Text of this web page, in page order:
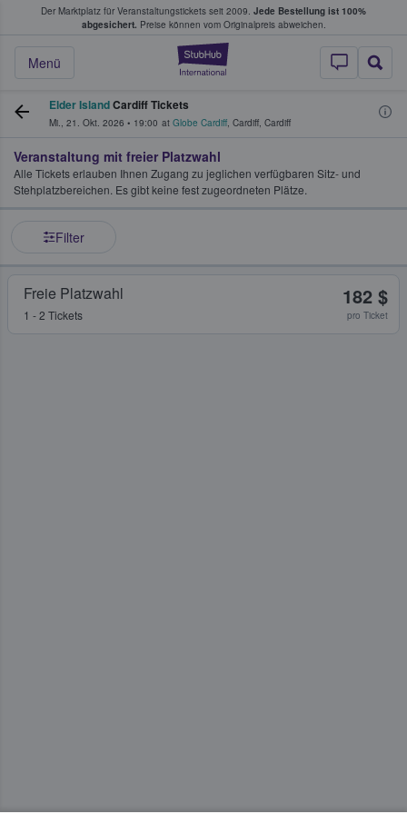
Der Marktplatz für Veranstaltungstickets seit 2009. Jede Bestellung ist 100%
abgesichert. Preise können vom Originalpreis abweichen.
StubHub - Wo
Menü
Tickets kaufen & verkaufen
Elder IslandCardiff Tickets
Mi., 21. Okt. 2026 • 19:00 at Globe Cardiff, Cardiff, Cardiff
Veranstaltung mit freier Platzwahl
Alle Tickets erlauben Ihnen Zugang zu jeglichen verfügbaren Sitz- und
Stehplatzbereichen. Es gibt keine fest zugeordneten Plätze.
Filter
Freie Platzwahl
1 - 2 Tickets
182 $
pro Ticket